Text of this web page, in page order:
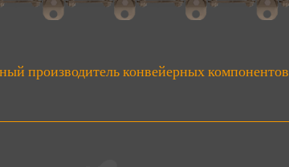
производитель конвейерных компонентов